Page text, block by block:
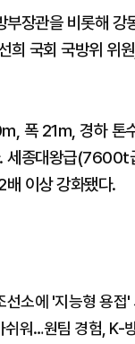
부장관을 비롯해
희 국회 국방위 위
폭 21m, 경하
세종대왕급(7600t
배 이상 강화됐다.
소에 '지능형 용접'
워…원팀 경험, K-